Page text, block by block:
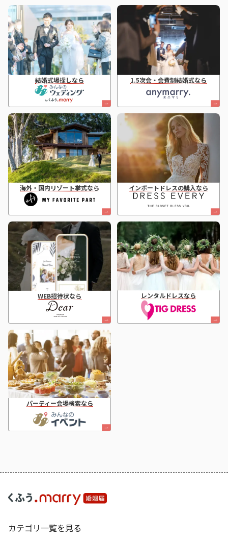
結婚式場探しなら 1.5次会・会費制結婚式なら
海外・国内リゾート挙式なら インポートドレスの購入なら
WEB招待状なら レンタルドレスなら
パーティー会場検索なら
カテゴリ一覧を見る